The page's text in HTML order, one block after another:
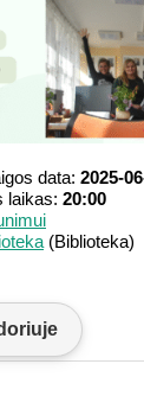
data: 2025-
laikas: 20:00
(Biblioteka)